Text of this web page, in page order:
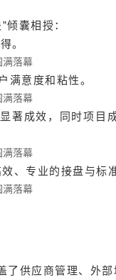
囊相授：
。
满意度和粘性。
著成效，同时项目
、专业的接盘与标
了供应商管理、外